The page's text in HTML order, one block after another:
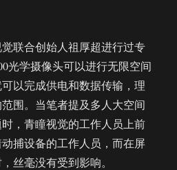
联合创始人祖厚超进行过专
光学摄像头可以进行无限空间
以完成供电和数据传输，理
围。当笔者提及多人大空间
，青瞳视觉的工作人员上前
捕设备的工作人员，而在屏
丝毫没有受到影响。